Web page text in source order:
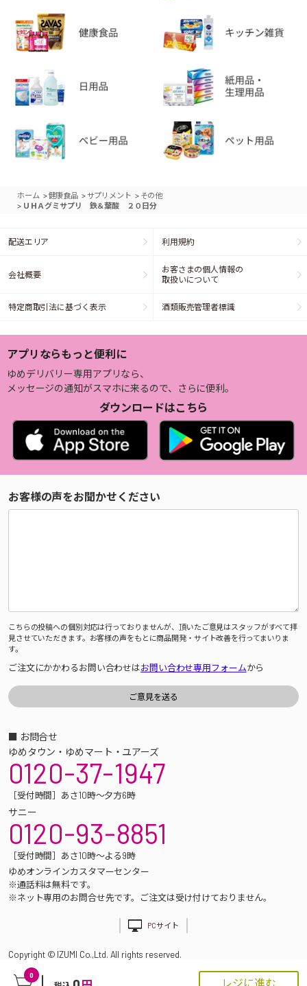
0
レジに進む
ホーム >健康食品 >サプリメント > その他
> ＵＨＡグミサプリ 鉄＆葉酸 ２０日分
配送エリア 利用規約
会社概要
お客さまの個人情報の
取扱いについて
特定商取引法に基づく表示 酒類販売管理者標識
アプリならもっと便利に
ゆめデリバリー専用アプリなら、
メッセージの通知がスマホに来るので、さらに便利。
ダウンロードはこちら
お客様の声をお聞かせください
こちらの投稿への個別対応は行っておりませんが、頂いたご意見はスタッフがすべて拝
見させていただきます。お客様の声をもとに商品開発・サイト改善を行ってまいりま
す。
ご注文にかかわるお問い合わせはお問い合わせ専用フォームから
■ お問合せ
ゆめタウン・ゆめマート・ユアーズ
0120-37-1947
［受付時間］あさ10時～夕方6時
サニー
0120-93-8851
［受付時間］あさ10時～よる9時
ゆめオンラインカスタマーセンター
※通話料は無料です。
※ネット専用のお問合せ先です。ご注文は受け付けておりません。
PCサイト
Copyright © IZUMI Co.,Ltd. All rights reserved.